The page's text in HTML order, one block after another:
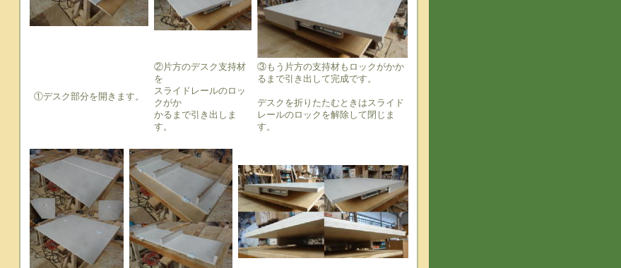
①デスク部分を開きます。
②片方のデスク支持材
を
スライドレールのロッ
クがか
かるまで引き出しま
す。
③もう片方の支持材もロックがかか
るまで引き出して完成です。
デスクを折りたたむときはスライド
レールのロックを解除して閉じま
す。